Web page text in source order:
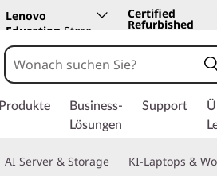
Lenovo
Education Store
Certified
Refurbished
Produkte
Business-
Lösungen
Support
AI Server & Storage KI-Laptops &